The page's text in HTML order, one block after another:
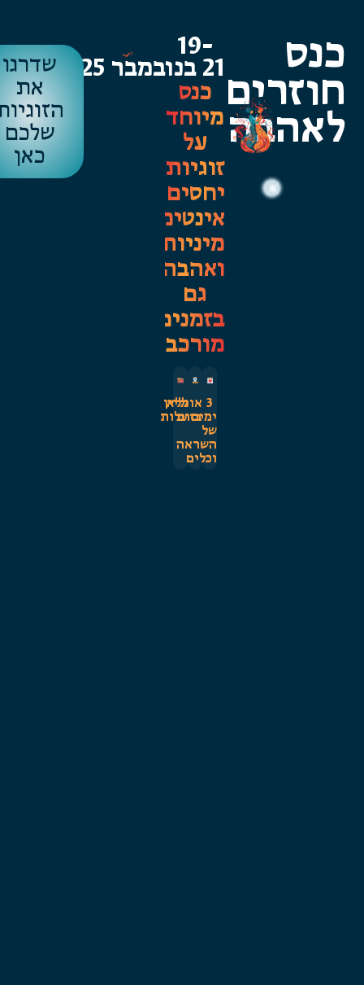
19-
כנס
מיוחד
על
זוגיות,
יחסים,
אינטימיות,
מיניות
ואהבה,
בזמנים
מורכבים.
ימים
השראה
וכלים
אונליין
בזום
ללא
עלות
שדרגו
את
הזוגיות
שלכם
כאן